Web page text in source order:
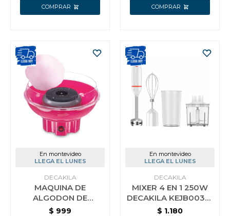
En montevideo
LLEGA EL LUNES
DECAKILA
MAQUINA DE
ALGODON DE
AZUCAR 400W
$ 999
En montevideo
LLEGA EL LUNES
DECAKILA
MIXER 4 EN 1 250W
DECAKILA KEJB003W
BATIDORA
$ 1.180